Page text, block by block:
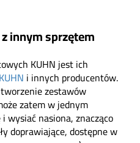
innym sprzętem
KUHN jest ich
i innych producentów.
zestawów
zatem w jednym
wysiać nasiona, znacząco
doprawiające, dostępne w